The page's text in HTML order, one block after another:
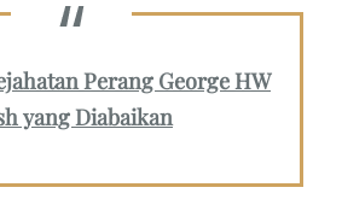
Perang George HW
yang Diabaikan